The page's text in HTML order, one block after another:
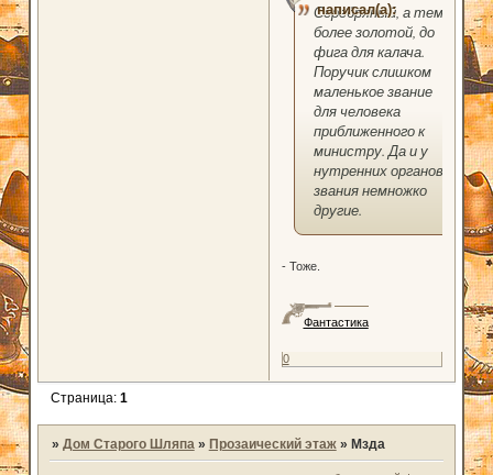
написал(а):
Серебряный, а тем
более золотой, до
фига для калача.
Поручик слишком
маленькое звание
для человека
приближенного к
министру. Да и у
нутренних органов
звания немножко
другие.
- Тоже.
Фантастика
0
Страница: 1
» Дом Старого Шляпа » Прозаический этаж » Мзда